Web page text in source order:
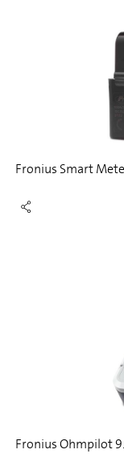
Fronius Smart
Fronius Ohmpilot